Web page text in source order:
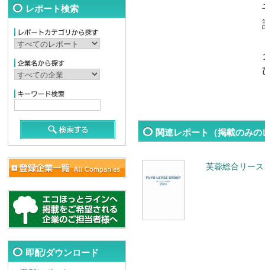
レポート検索
即配/ダウンロード
関連レポート（掲載のみ
芙蓉総合リー